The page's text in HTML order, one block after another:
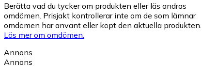
Berätta vad du tycker om produkten eller läs andras
omdömen. Prisjakt kontrollerar inte om de som lämnar
omdömen har använt eller köpt den aktuella produkten.
Läs mer om omdömen.
Annons
Annons